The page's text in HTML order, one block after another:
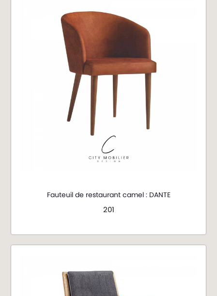
Fauteuil de restaurant camel : DANTE
201